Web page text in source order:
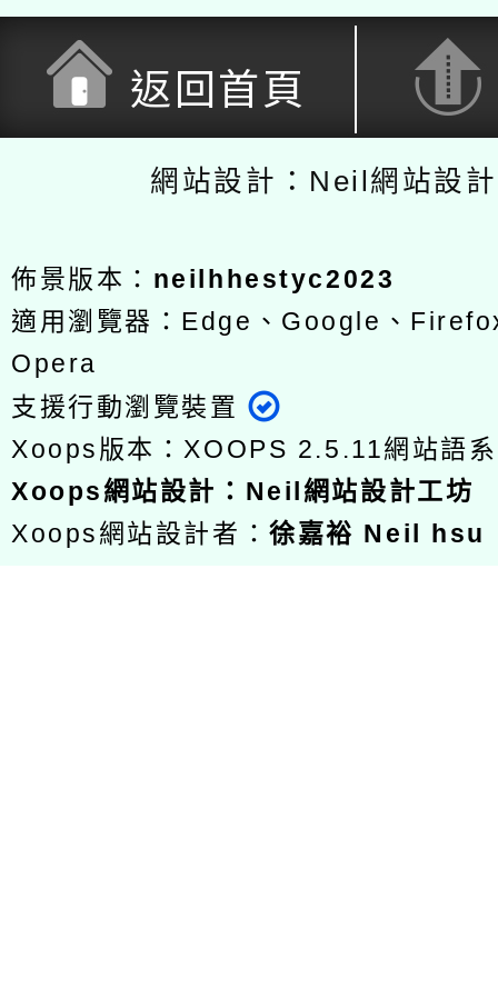
返回首頁
網站設計：Neil網站設
佈景版本： neilhhestyc2023
適用瀏覽器：Edge、Google、
Opera
支援行動瀏覽裝置
Xoops版本： XOOPS 2.5.11網站語
Xoops網站設計 ： Neil網站設計工坊
Xoops網站設計者：徐嘉裕 Neil hsu